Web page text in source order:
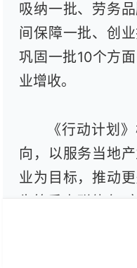
吸纳一批、劳务
间保障一批、创
巩固一批10个方
业增收。
《行动计划
向，以服务当地
业为目标，推动
生等重点群体在“
顾好家”，不断增